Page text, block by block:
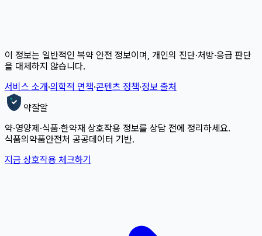
이 정보는 일반적인 복약 안전 정보이며, 개인의 진단·처방·응급 판단
을 대체하지 않습니다.
서비스 소개·의학적 면책·콘텐츠 정책·정보 출처
약잘알
약·영양제·식품·한약재 상호작용 정보를 상담 전에 정리하세요.
식품의약품안전처 공공데이터 기반.
지금 상호작용 체크하기